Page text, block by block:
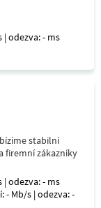
| odezva: - ms
stabilní
firemní zákazníky
| odezva: - ms
- Mb/s | odezva: -